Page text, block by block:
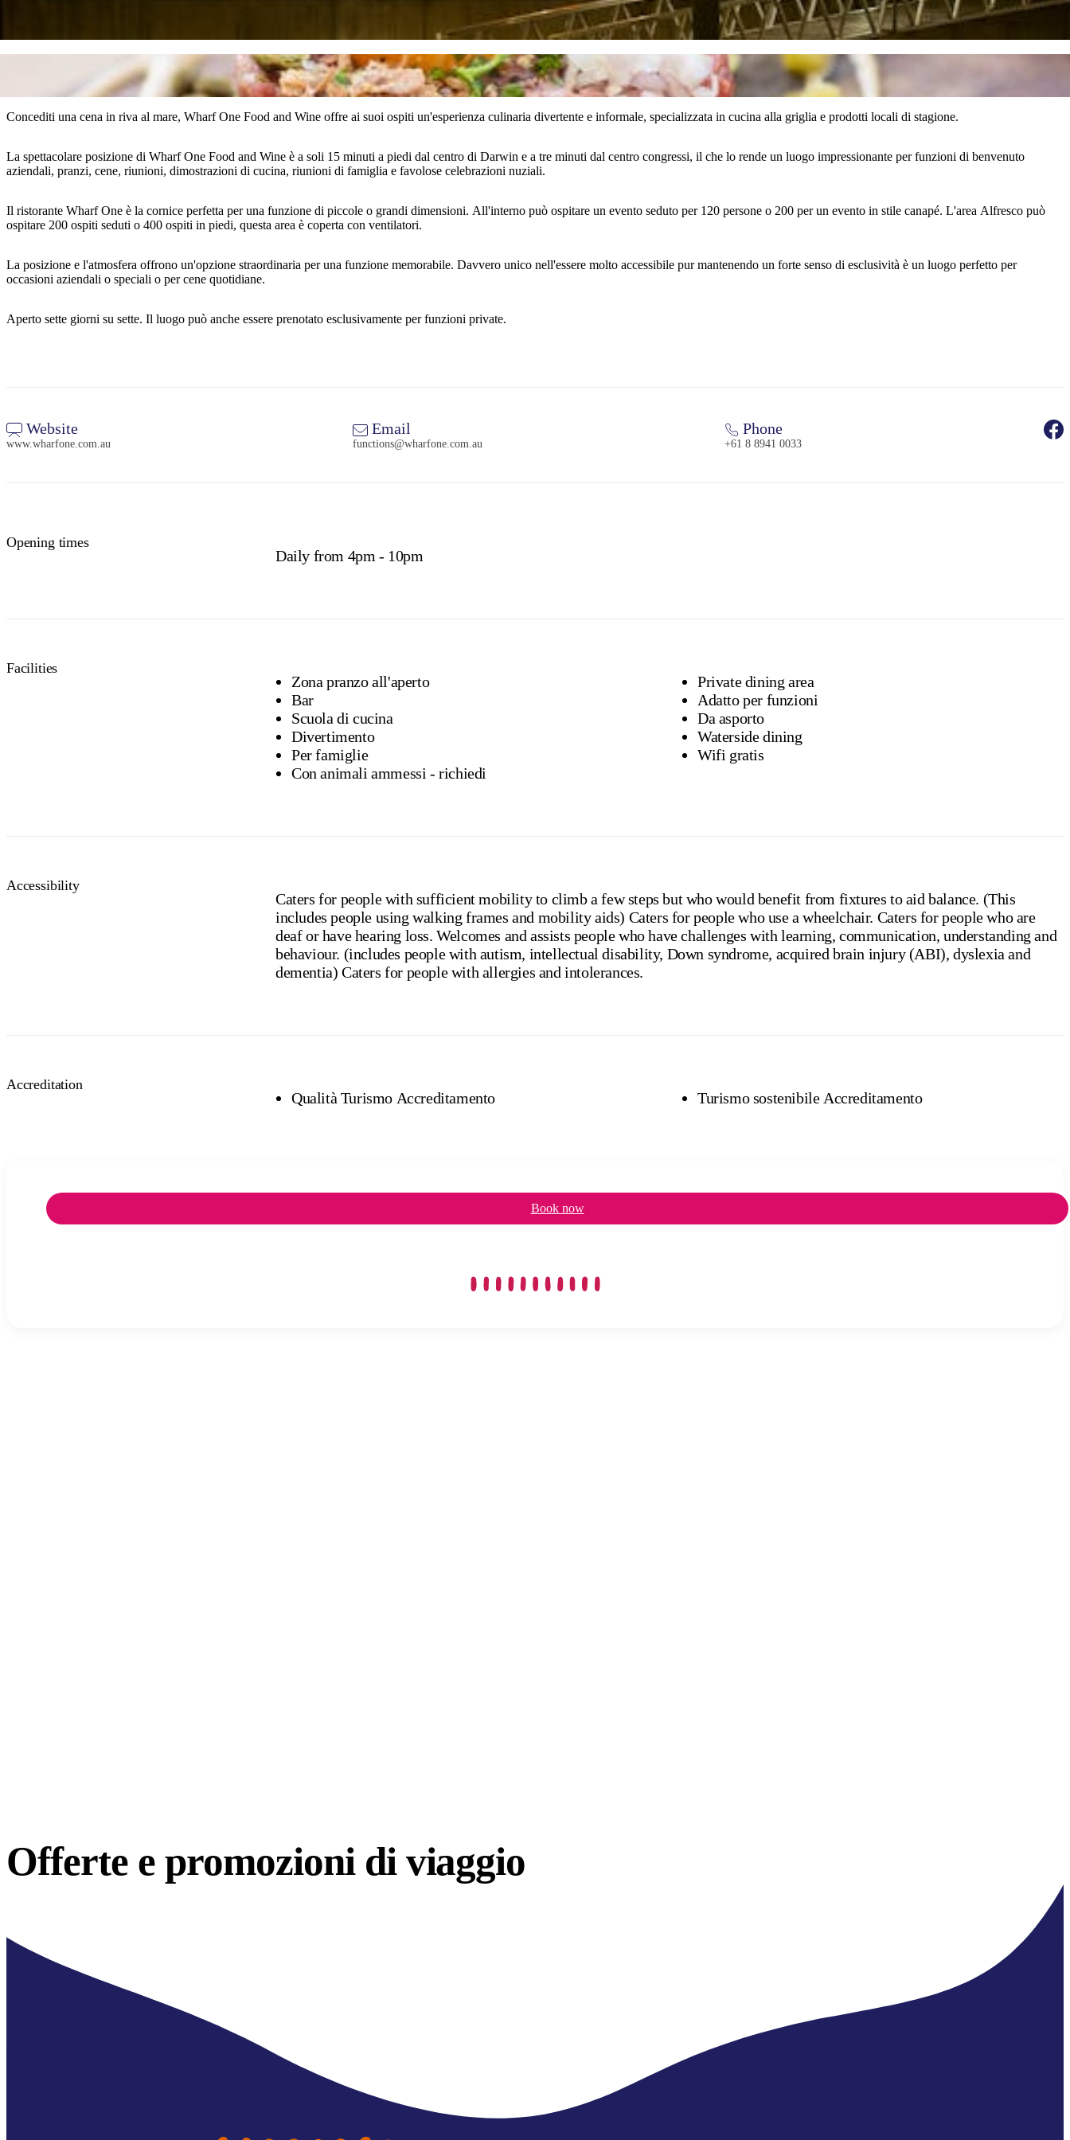
Concediti una cena in riva al mare, Wharf One Food and Wine offre ai suoi ospiti un'esperienza culinaria divertente e informale, specializzata in cucina alla griglia e prodotti locali di stagione.
La spettacolare posizione di Wharf One Food and Wine è a soli 15 minuti a piedi dal centro di Darwin e a tre minuti dal centro congressi, il che lo rende un luogo impressionante per funzioni di benvenuto
aziendali, pranzi, cene, riunioni, dimostrazioni di cucina, riunioni di famiglia e favolose celebrazioni nuziali.
Il ristorante Wharf One è la cornice perfetta per una funzione di piccole o grandi dimensioni. All'interno può ospitare un evento seduto per 120 persone o 200 per un evento in stile canapé. L'area Alfresco può
ospitare 200 ospiti seduti o 400 ospiti in piedi, questa area è coperta con ventilatori.
La posizione e l'atmosfera offrono un'opzione straordinaria per una funzione memorabile. Davvero unico nell'essere molto accessibile pur mantenendo un forte senso di esclusività è un luogo perfetto per
occasioni aziendali o speciali o per cene quotidiane.
Aperto sette giorni su sette. Il luogo può anche essere prenotato esclusivamente per funzioni private.
Website
www.wharfone.com.au
Email
functions@wharfone.com.au
Phone
+61 8 8941 0033
Opening times
Daily from 4pm - 10pm
Facilities
Zona pranzo all'aperto
Bar
Scuola di cucina
Divertimento
Per famiglie
Con animali ammessi - richiedi
Private dining area
Adatto per funzioni
Da asporto
Waterside dining
Wifi gratis
Accessibility
Caters for people with sufficient mobility to climb a few steps but who would benefit from fixtures to aid balance. (This
includes people using walking frames and mobility aids) Caters for people who use a wheelchair. Caters for people who are
deaf or have hearing loss. Welcomes and assists people who have challenges with learning, communication, understanding and
behaviour. (includes people with autism, intellectual disability, Down syndrome, acquired brain injury (ABI), dyslexia and
dementia) Caters for people with allergies and intolerances.
Accreditation
Qualità Turismo Accreditamento Turismo sostenibile Accreditamento
Book now
Offerte e promozioni di viaggio